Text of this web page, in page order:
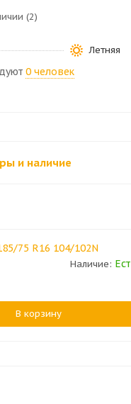
(2)
Летняя
0 человек
и наличие
75 R16 104/102N
Наличие:
В корзину